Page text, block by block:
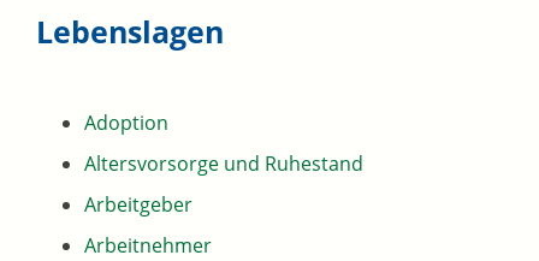
Lebenslagen
Adoption
Altersvorsorge und Ruhestand
Arbeitgeber
Arbeitnehmer